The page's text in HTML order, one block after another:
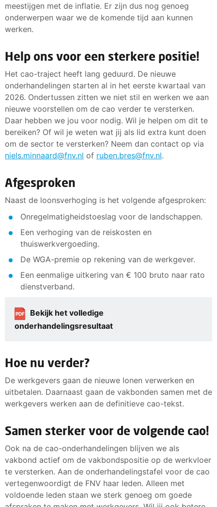
meestijgen met de inflatie. Er zijn dus nog genoeg
onderwerpen waar we de komende tijd aan kunnen
werken.
Help ons voor een sterkere positie!
Het cao-traject heeft lang geduurd. De nieuwe
onderhandelingen starten al in het eerste kwartaal van
2026. Ondertussen zitten we niet stil en werken we aan
nieuwe voorstellen om de cao verder te versterken.
Daar hebben we jou voor nodig. Wil je helpen om dit te
bereiken? Of wil je weten wat jij als lid extra kunt doen
om de sector te versterken? Neem dan contact op via
niels.minnaard@fnv.nl of ruben.bres@fnv.nl.
Afgesproken
Naast de loonsverhoging is het volgende afgesproken:
Onregelmatigheidstoeslag voor de landschappen.
Een verhoging van de reiskosten en
thuiswerkvergoeding.
De WGA-premie op rekening van de werkgever.
Een eenmalige uitkering van € 100 bruto naar rato
dienstverband.
PDF
Bekijk het volledige
onderhandelingsresultaat
Hoe nu verder?
De werkgevers gaan de nieuwe lonen verwerken en
uitbetalen. Daarnaast gaan de vakbonden samen met de
werkgevers werken aan de definitieve cao-tekst.
Samen sterker voor de volgende cao!
Ook na de cao-onderhandelingen blijven we als
vakbond actief om de vakbondspositie op de werkvloer
te versterken. Aan de onderhandelingstafel voor de cao
vertegenwoordigt de FNV haar leden. Alleen met
voldoende leden staan we sterk genoeg om goede